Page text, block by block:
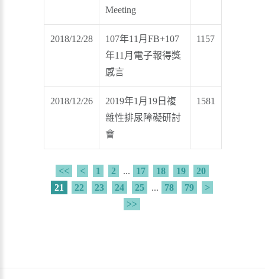
Meeting
2018/12/28
107年11月FB+107
年11月電子報得獎
感言
1157
2018/12/26
2019年1月19日複
雜性排尿障礙研討
會
1581
<< < 1 2 ... 17 18 19
20
21
22 23 24 25 ... 78 79
>
>>